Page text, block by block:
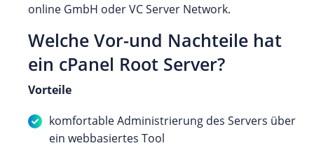
online GmbH oder VC Server Network.
Welche Vor-und Nachteile hat
ein cPanel Root Server?
Vorteile
komfortable Administrierung des Servers über
ein webbasiertes Tool